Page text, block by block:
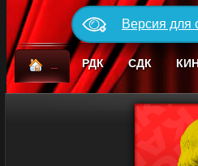
Версия для
РДК СДК